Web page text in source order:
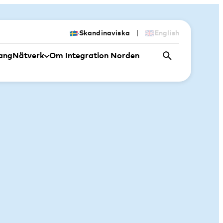
Skandinaviska | English
Nätverk Om Integration Norden